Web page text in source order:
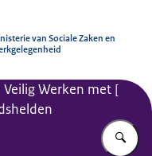
van Sociale Zaken en
Veilig Werken met [